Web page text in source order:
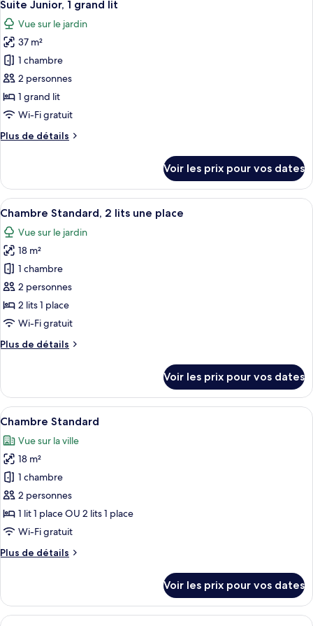
Chambre
Premium,
grand
lit
toutes
les
photos
pour
ce
type
de
chambre :
Suite
grand
lit
Suite Junior, 1 grand lit
Vue sur le jardin
37 m²
1 chambre
2 personnes
1 grand lit
Wi-Fi gratuit
Plus de détails
Plus
le
type
de
Suite
Junior,
grand
lit
Voir les prix pour vos dates
Afficher
toutes
les
photos
pour
ce
type
de
chambre :
Chambre
lits
une
place
Une chambre d’hôtel avec deux lits,
10
Chambre Standard, 2 lits une place
Vue sur le jardin
18 m²
1 chambre
2 personnes
2 lits 1 place
Wi-Fi gratuit
Plus de détails
Plus
le
type
de
Chambre
Standard,
lits
une
place
Voir les prix pour vos dates
Afficher
toutes
les
photos
pour
ce
type
de
chambre :
Chambre
Une chambre d’hôtel avec un lit,
14
Chambre Standard
Vue sur la ville
18 m²
1 chambre
2 personnes
1 lit 1 place OU 2 lits 1 place
Wi-Fi gratuit
Plus de détails
Plus
le
type
Voir les prix pour vos dates
Afficher Une chambre d’hôtel avec un lit,